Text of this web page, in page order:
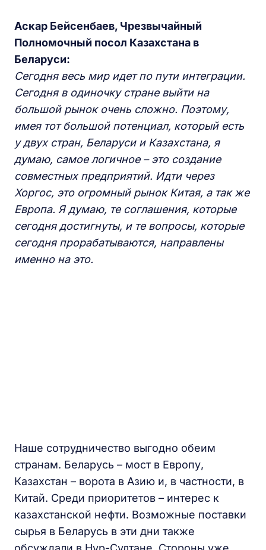
Аскар Бейсенбаев, Чрезвычайный
Полномочный посол Казахстана в
Беларуси:
Сегодня весь мир идет по пути интеграции.
Сегодня в одиночку стране выйти на
большой рынок очень сложно. Поэтому,
имея тот большой потенциал, который есть
у двух стран, Беларуси и Казахстана, я
думаю, самое логичное – это создание
совместных предприятий. Идти через
Хоргос, это огромный рынок Китая, а так же
Европа. Я думаю, те соглашения, которые
сегодня достигнуты, и те вопросы, которые
сегодня прорабатываются, направлены
именно на это.
Наше сотрудничество выгодно обеим
странам. Беларусь – мост в Европу,
Казахстан – ворота в Азию и, в частности, в
Китай. Среди приоритетов – интерес к
казахстанской нефти. Возможные поставки
сырья в Беларусь в эти дни также